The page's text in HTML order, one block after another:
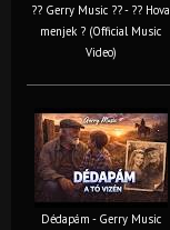
?? Gerry Music ?? - ?? Hova
menjek ? (Official Music
Video)
Dédapám - Gerry Music